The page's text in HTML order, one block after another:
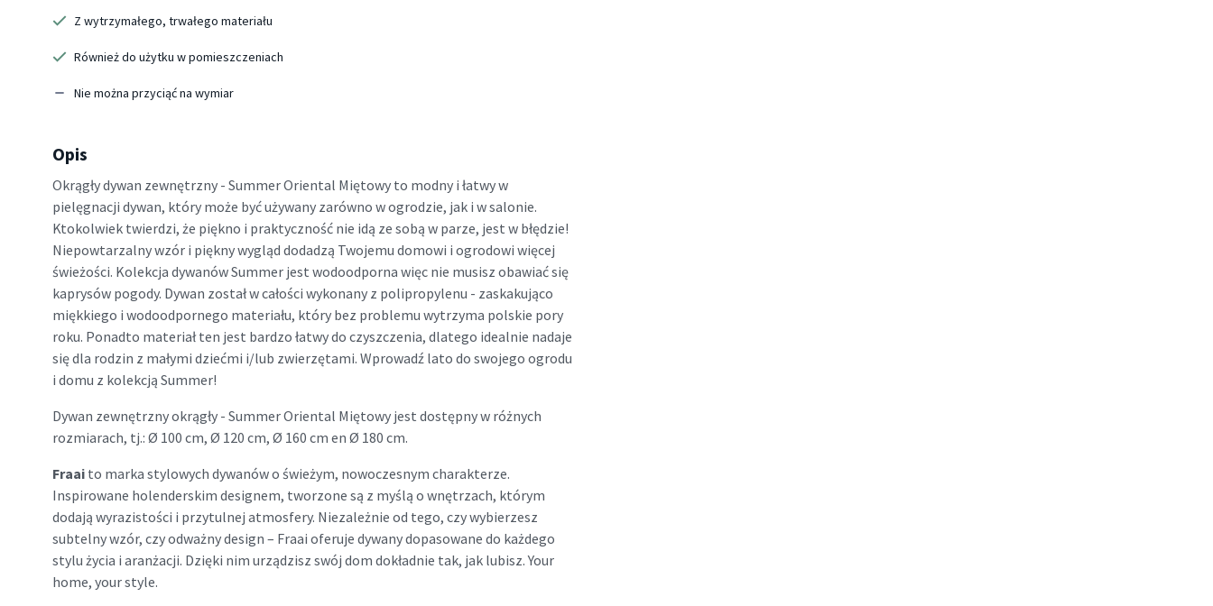
Z wytrzymałego, trwałego materiału
Również do użytku w pomieszczeniach
Nie można przyciąć na wymiar
Opis
Okrągły dywan zewnętrzny - Summer Oriental Miętowy to modny i łatwy w
pielęgnacji dywan, który może być używany zarówno w ogrodzie, jak i w salonie.
Ktokolwiek twierdzi, że piękno i praktyczność nie idą ze sobą w parze, jest w błędzie!
Niepowtarzalny wzór i piękny wygląd dodadzą Twojemu domowi i ogrodowi więcej
świeżości. Kolekcja dywanów Summer jest wodoodporna więc nie musisz obawiać się
kaprysów pogody. Dywan został w całości wykonany z polipropylenu - zaskakująco
miękkiego i wodoodpornego materiału, który bez problemu wytrzyma polskie pory
roku. Ponadto materiał ten jest bardzo łatwy do czyszczenia, dlatego idealnie nadaje
się dla rodzin z małymi dziećmi i/lub zwierzętami. Wprowadź lato do swojego ogrodu
i domu z kolekcją Summer!
Dywan zewnętrzny okrągły - Summer Oriental Miętowy jest dostępny w różnych
rozmiarach, tj.: Ø 100 cm, Ø 120 cm, Ø 160 cm en Ø 180 cm.
Fraai to marka stylowych dywanów o świeżym, nowoczesnym charakterze.
Inspirowane holenderskim designem, tworzone są z myślą o wnętrzach, którym
dodają wyrazistości i przytulnej atmosfery. Niezależnie od tego, czy wybierzesz
subtelny wzór, czy odważny design – Fraai oferuje dywany dopasowane do każdego
stylu życia i aranżacji. Dzięki nim urządzisz swój dom dokładnie tak, jak lubisz. Your
home, your style.